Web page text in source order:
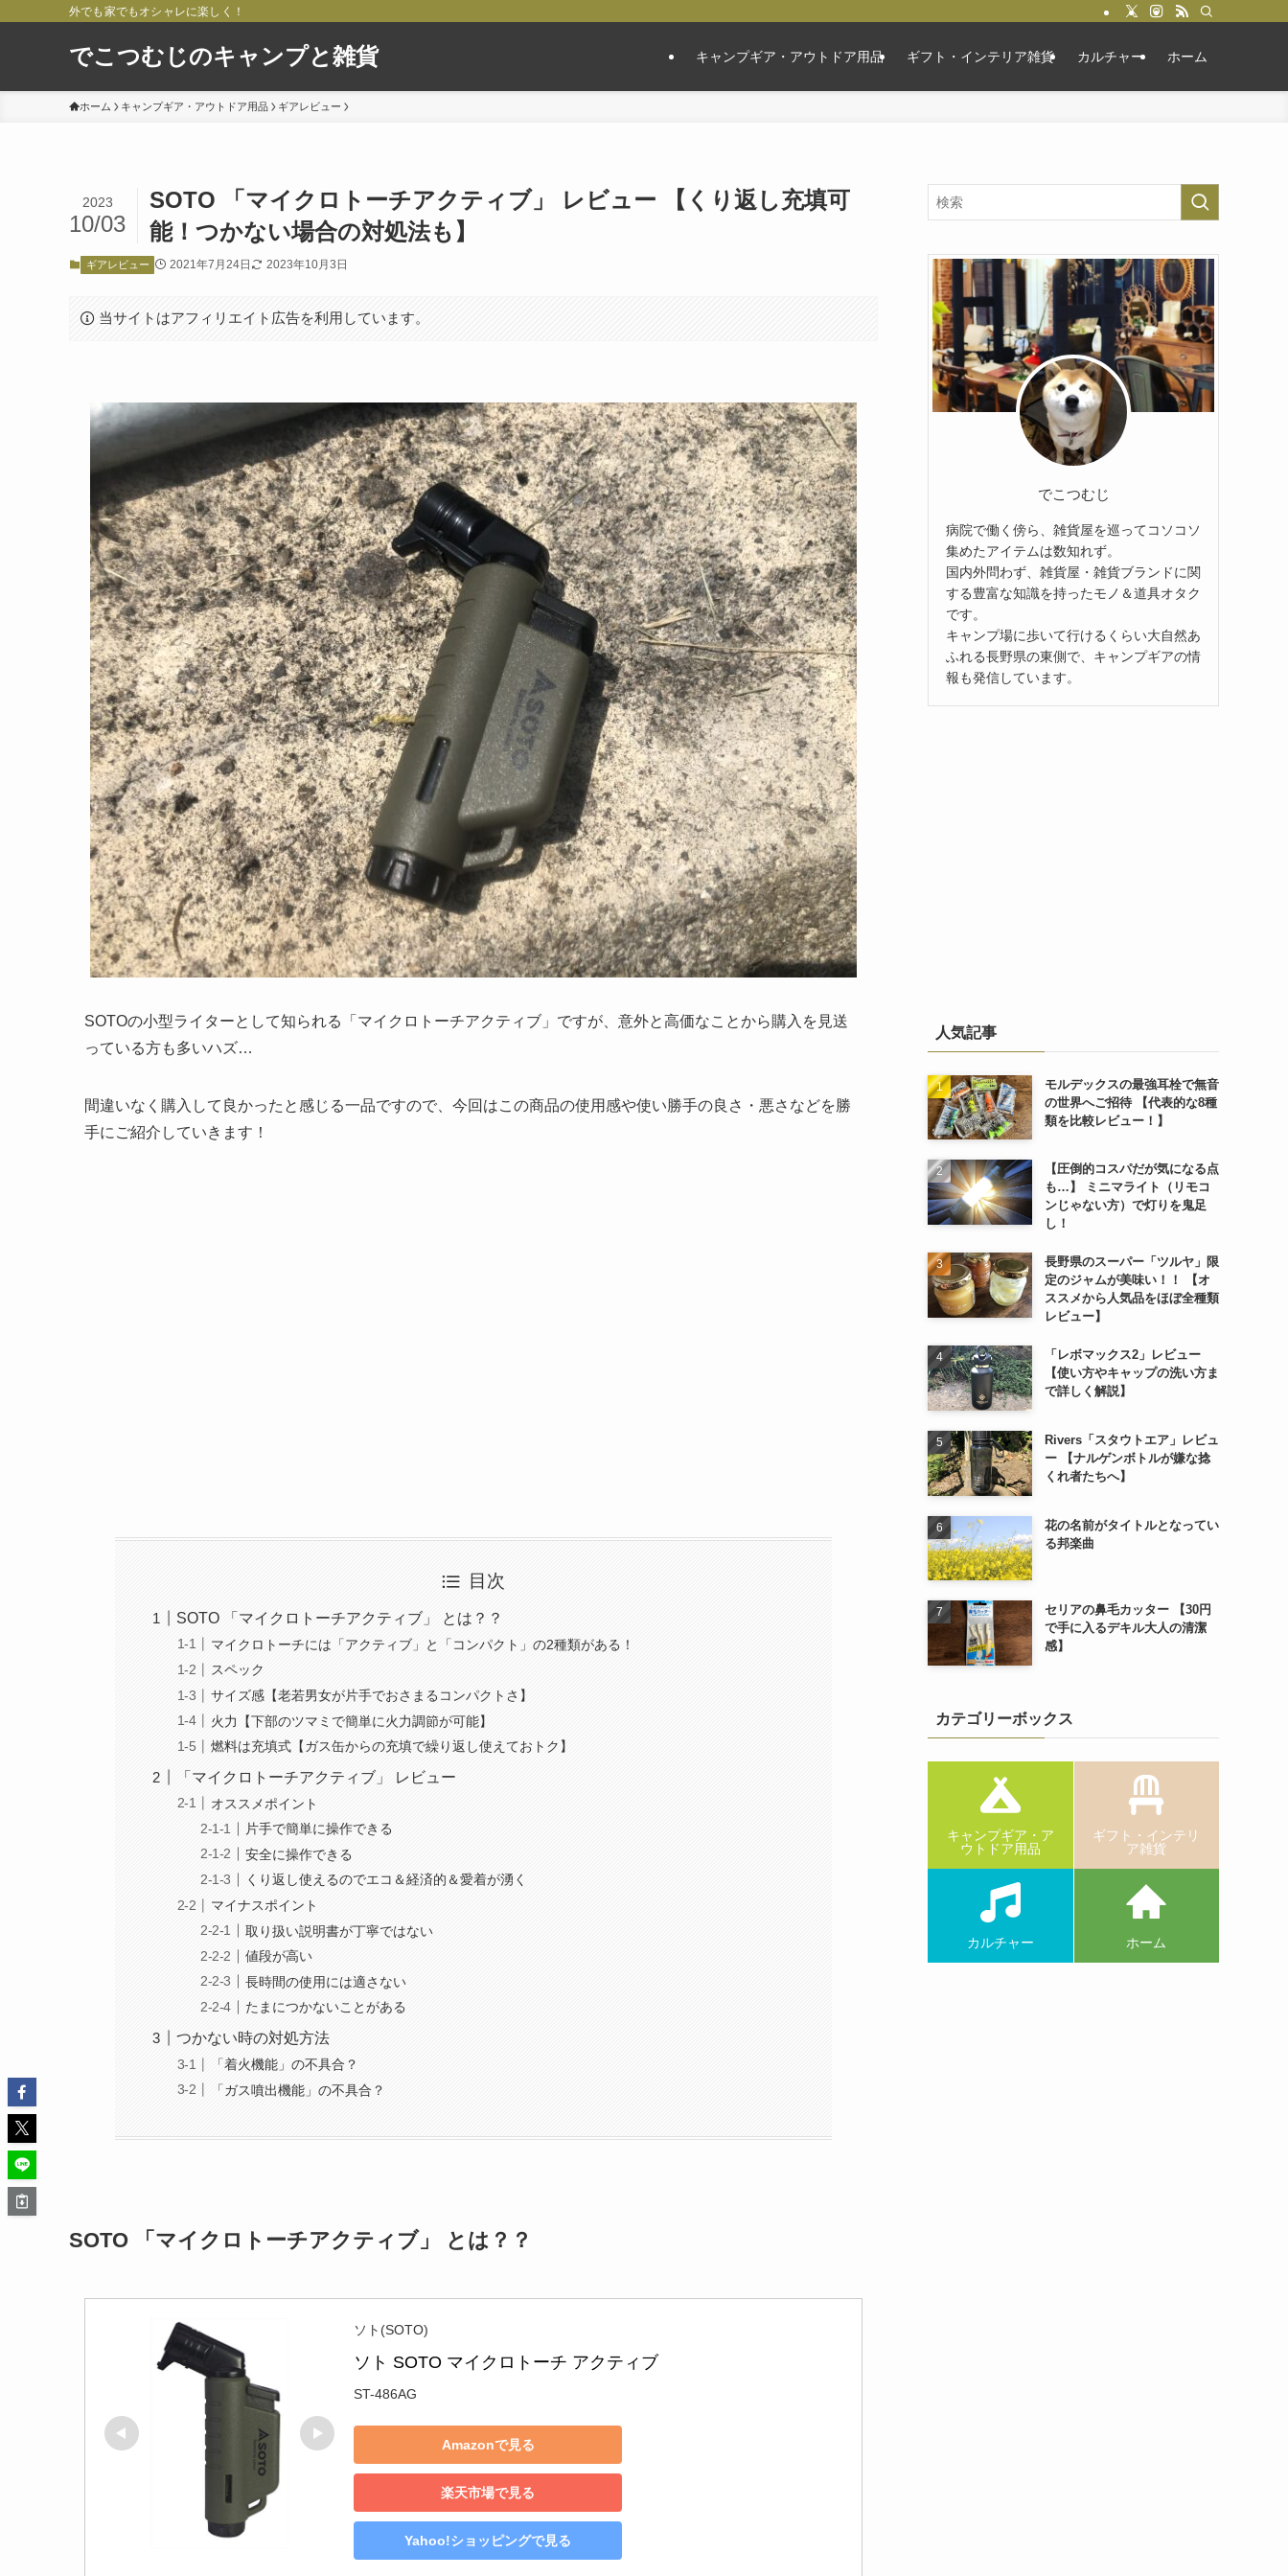
外でも家でもオシャレに楽しく！
でこつむじのキャンプと雑貨 キャンプギア・アウトドア用品 ギフト・インテリア雑貨 カルチャー ホーム
ホーム キャンプギア・アウトドア用品 ギアレビュー
SOTO 「マイクロトーチアクティブ」 レビュー 【くり返し充填可
能！つかない場合の対処法も】
2023
10/03
ギアレビュー 2021年7月24日 2023年10月3日
当サイトはアフィリエイト広告を利用しています。
SOTOの小型ライターとして知られる「マイクロトーチアクティブ」ですが、意外と高価なことから購入を見送
っている方も多いハズ…
間違いなく購入して良かったと感じる一品ですので、今回はこの商品の使用感や使い勝手の良さ・悪さなどを勝
手にご紹介していきます！
目次
SOTO 「マイクロトーチアクティブ」 とは？？
マイクロトーチには「アクティブ」と「コンパクト」の2種類がある！
スペック
サイズ感【老若男女が片手でおさまるコンパクトさ】
火力【下部のツマミで簡単に火力調節が可能】
燃料は充填式【ガス缶からの充填で繰り返し使えておトク】
「マイクロトーチアクティブ」 レビュー
オススメポイント
片手で簡単に操作できる
安全に操作できる
くり返し使えるのでエコ＆経済的＆愛着が湧く
マイナスポイント
取り扱い説明書が丁寧ではない
値段が高い
長時間の使用には適さない
たまにつかないことがある
つかない時の対処方法
「着火機能」の不具合？
「ガス噴出機能」の不具合？
SOTO 「マイクロトーチアクティブ」 とは？？
ソト(SOTO)
ソト SOTO マイクロトーチ アクティブ
ST-486AG
Amazonで見る
楽天市場で見る
Yahoo!ショッピングで見る
でこつむじ
病院で働く傍ら、雑貨屋を巡ってコソコソ
集めたアイテムは数知れず。
国内外問わず、雑貨屋・雑貨ブランドに関
する豊富な知識を持ったモノ＆道具オタク
です。
キャンプ場に歩いて行けるくらい大自然あ
ふれる長野県の東側で、キャンプギアの情
報も発信しています。
人気記事
モルデックスの最強耳栓で無音
の世界へご招待 【代表的な8種
類を比較レビュー！】
【圧倒的コスパだが気になる点
も…】 ミニマライト（リモコ
ンじゃない方）で灯りを鬼足
し！
長野県のスーパー「ツルヤ」限
定のジャムが美味い！！ 【オ
ススメから人気品をほぼ全種類
レビュー】
「レボマックス2」レビュー
【使い方やキャップの洗い方ま
で詳しく解説】
Rivers「スタウトエア」レビュ
ー 【ナルゲンボトルが嫌な捻
くれ者たちへ】
花の名前がタイトルとなってい
る邦楽曲
セリアの鼻毛カッター 【30円
で手に入るデキル大人の清潔
感】
カテゴリーボックス
キャンプギア・ア
ウトドア用品
ギフト・インテリ
ア雑貨
カルチャー ホーム